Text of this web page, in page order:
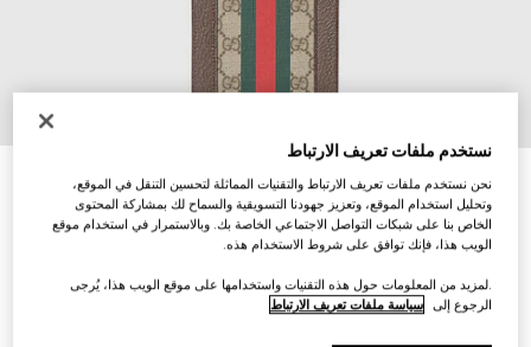
علبة قناني صلبة من Gucci Savoy
€ 3.480
نستخدم ملفات تعريف الارتباط
نحن نستخدم ملفات تعريف الارتباط والتقنيات المماثلة لتحسين التنقل في الموقع،
وتحليل استخدام الموقع، وتعزيز جهودنا التسويقية والسماح لك بمشاركة المحتوى
الخاص بنا على شبكات التواصل الاجتماعي الخاصة بك. وبالاستمرار في استخدام موقع
الويب هذا، فإنك توافق على شروط الاستخدام هذه.
.لمزيد من المعلومات حول هذه التقنيات واستخدامها على موقع الويب هذا، يُرجى
الرجوع إلى سياسة ملفات تعريف الارتباط